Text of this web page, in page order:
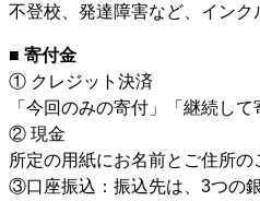
不登校、発達障害など、インク
■ 寄付金
① クレジット決済
「今回のみの寄付」「継続し
② 現金
所定の用紙にお名前とご住所の
③口座振込：振込先は、3つの